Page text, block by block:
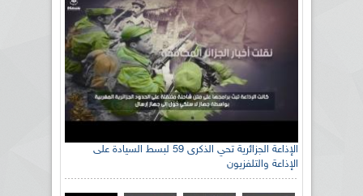
الإذاعة الجزائرية تحي الذكرى 59 لبسط السيادة على
الإذاعة والتلفزيون